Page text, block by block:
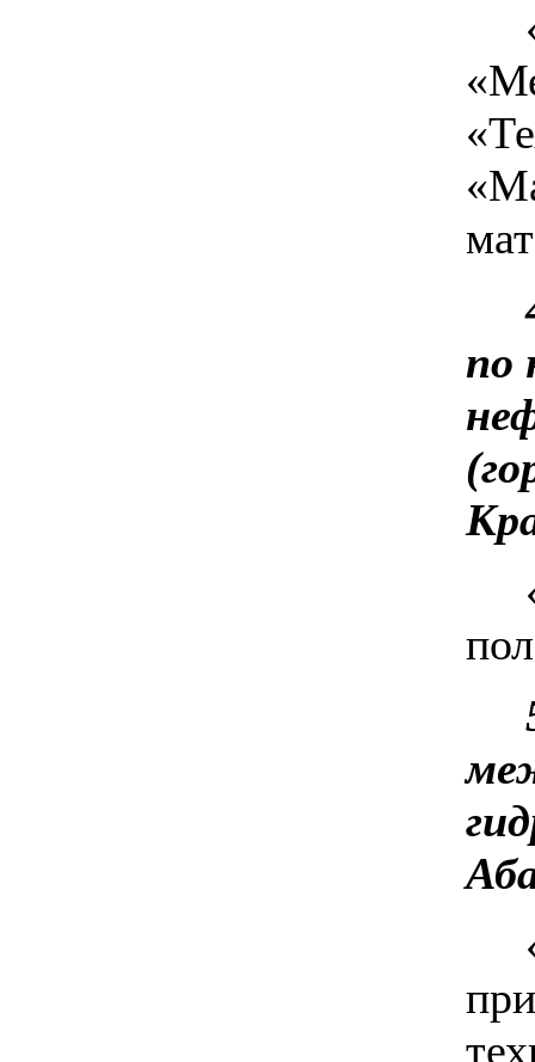
по